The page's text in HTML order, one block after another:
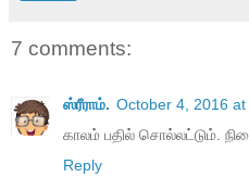
7 comments:
ஸ்ரீராம். October 4, 2016 at
காலம் பதில் சொல்லட்டும்.
Reply